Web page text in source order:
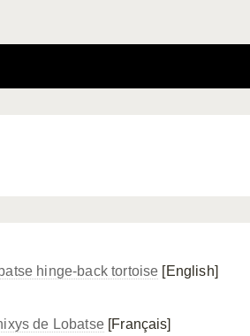
hinge-back tortoise [English]
de Lobatse[Français]